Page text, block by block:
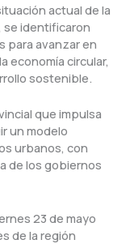
actual de la
se identificaron
para avanzar en
economía circular,
sostenible.
que impulsa
un modelo
urbanos, con
de los gobiernos
23 de mayo
de la región